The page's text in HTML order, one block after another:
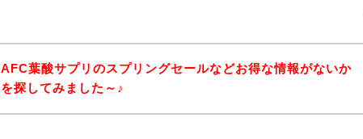
AFC葉酸サプリのスプリングセールなどお得な情報がないか
を探してみました～♪